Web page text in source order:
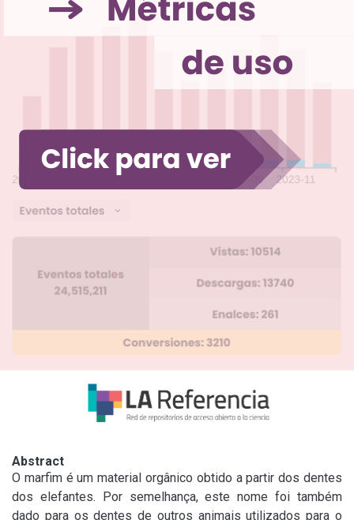
Abstract
O marfim é um material orgânico obtido a partir dos dentes
dos elefantes. Por semelhança, este nome foi também
dado para os dentes de outros animais utilizados para o